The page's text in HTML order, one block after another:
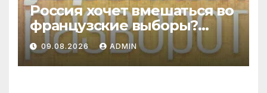
Россия хочет вмешаться во
французские выборы?
Эпичный провал «Колобка»
/ Катаев*, Бородина
09.08.2026 ADMIN